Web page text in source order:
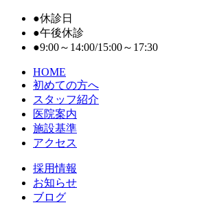
●休診日
●午後休診
●9:00～14:00/15:00～17:30
HOME
初めての⽅へ
スタッフ紹介
医院案内
施設基準
アクセス
採用情報
お知らせ
ブログ